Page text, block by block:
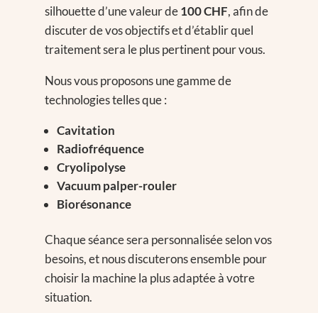
silhouette d’une valeur de100 CHF, afin de
discuter de vos objectifs et d’établir quel
traitement sera le plus pertinent pour vous.
Nous vous proposons une gamme de
technologies telles que :
Cavitation
Radiofréquence
Cryolipolyse
Vacuum palper-rouler
Biorésonance
Chaque séance sera personnalisée selon vos
besoins, et nous discuterons ensemble pour
choisir la machine la plus adaptée à votre
situation.